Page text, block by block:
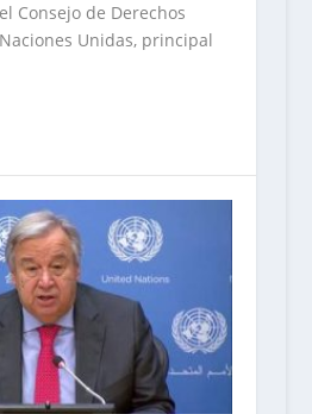
Consejo de Derechos
Unidas, principal